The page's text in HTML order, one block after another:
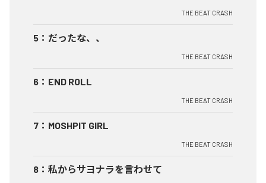
THE BEAT CRASH
5 ： だったな、、
THE BEAT CRASH
6 ： END ROLL
THE BEAT CRASH
7 ： MOSHPIT GIRL
THE BEAT CRASH
8 ： 私からサヨナラを言わせて